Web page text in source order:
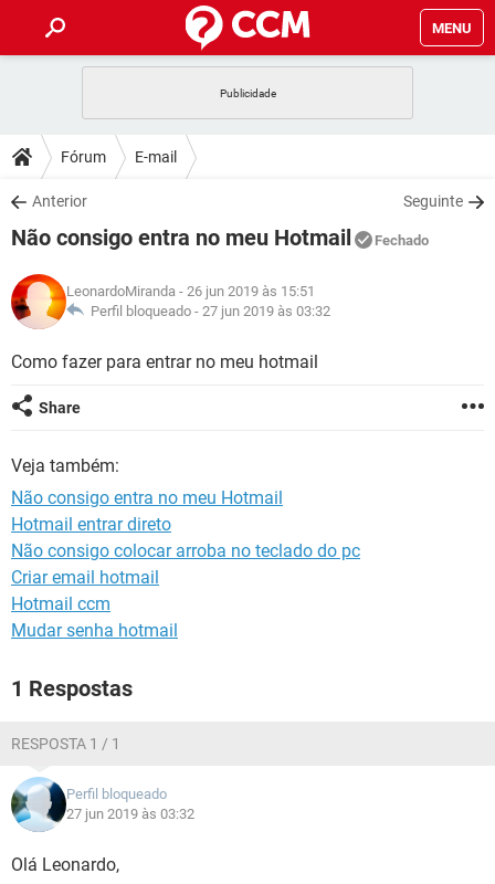
MENU
CELULAR
OUTLOOK
INSTAGRAM GMAIL
GUIA DE COMPRAS
DICAS
JOGOS
INSTAGRAM GMAIL
GUIA DE COMPRAS
DOWNLOADS
JOGOS WHATSAPP
CELULAR
OUTLOOK EXCEL
INSTAGRAM
JOGOS WHATSAPP
CELULAR
OUTLOOK EXCEL
INSTAGRAM
GLOSSÁRIO
WHATSAPP
INSTAGRAM
GUIA DE COMPRAS
Fórum E-mail
Anterior Seguinte
Não consigo entra no meu Hotmail Fechado
LeonardoMiranda - 26 jun 2019 às 15:51
Perfil bloqueado - 27 jun 2019 às 03:32
Como fazer para entrar no meu hotmail
Share
Veja também:
Não consigo entra no meu Hotmail
Hotmail entrar direto
Não consigo colocar arroba no teclado do pc
Criar email hotmail
Hotmail ccm
Mudar senha hotmail
1 Respostas
RESPOSTA 1 / 1
Perfil bloqueado
27 jun 2019 às 03:32
Olá Leonardo,